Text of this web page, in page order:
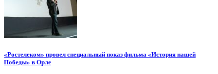
«Ростелеком» провел специальный показ фильма «История нашей
Победы» в Орле